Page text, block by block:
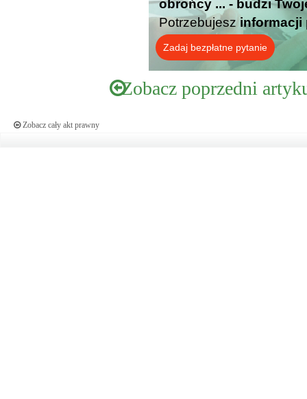
obrońcy ... - budzi
Potrzebujesz informacji
Zadaj bezpłatne pytanie
Zobacz poprzedni
Zobacz cały akt prawny